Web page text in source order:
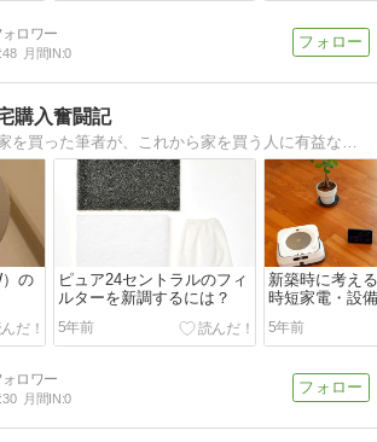
48 月間IN:0
購入奮闘記
トヨタホームで家を買った筆者が、これから家を買う人に有益な情報をお届けします。
）の
ピュア24セントラルのフィ
ルターを新調するには？
5年前
新築時に考え
時短家電・設備
5年前
30 月間IN:0